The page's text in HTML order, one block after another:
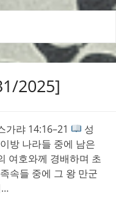
2025]
가랴 14:16–21
성
방 나라들 중에 남은
여호와께 경배하며 초
속들 중에 그 왕 만군
…